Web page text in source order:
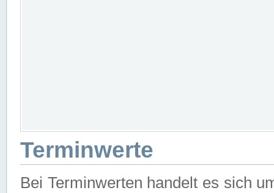
Terminwerte
Bei Terminwerten handelt es sich